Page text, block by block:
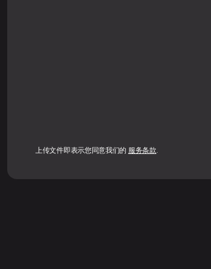
上传文件即表示您同意我们的 服务条款.